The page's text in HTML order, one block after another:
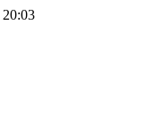
20:03